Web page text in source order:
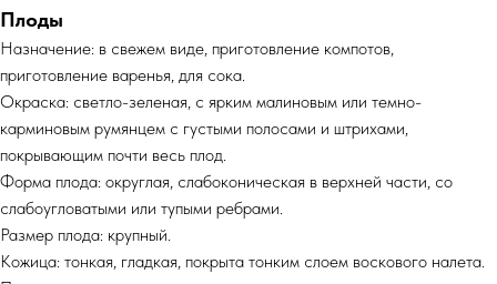
Плоды
Назначение: в свежем виде, приготовление компотов,
приготовление варенья, для сока.
Окраска: светло-зеленая, с ярким малиновым или темно-
карминовым румянцем с густыми полосами и штрихами,
покрывающим почти весь плод.
Форма плода: округлая, слабоконическая в верхней части, со
слабоугловатыми или тупыми ребрами.
Размер плода: крупный.
Кожица: тонкая, гладкая, покрыта тонким слоем воскового налета.